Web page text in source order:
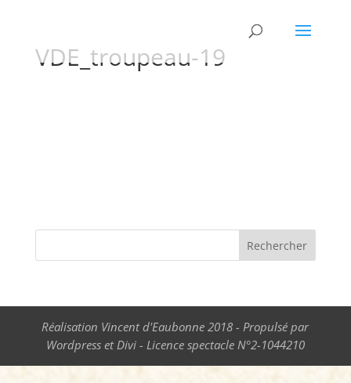
VDE_troupeau-19
Réalisation Vincent d'Eaubonne 2018 - Propulsé par
Wordpress et Divi - Licence spectacle N°2-1044210